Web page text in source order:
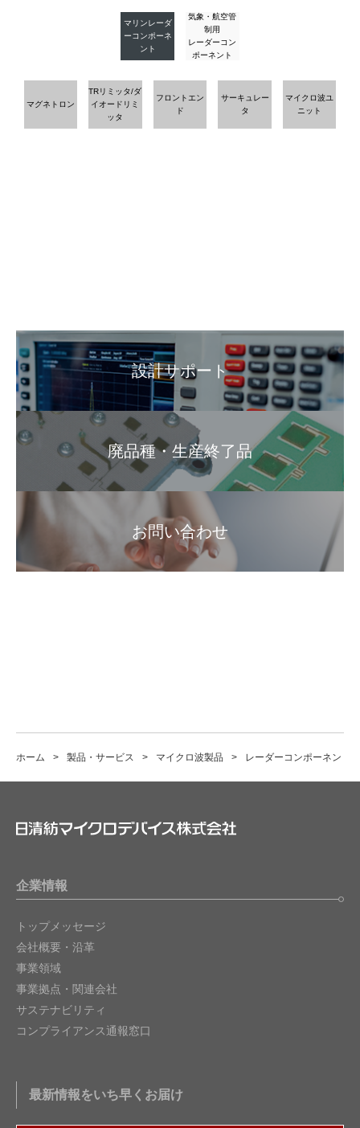
マリンレーダ
ーコンポーネ
ント
気象・航空管
制用
レーダーコン
ポーネント
マグネトロン
TRリミッタ/ダ
イオードリミ
ッタ
フロントエン
ド
サーキュレー
タ
マイクロ波ユ
ニット
設計サポート
廃品種・生産終了品
お問い合わせ
ホーム 製品・サービス マイクロ波製品 レーダーコンポーネント
企業情報
トップメッセージ
会社概要・沿革
事業領域
事業拠点・関連会社
サステナビリティ
コンプライアンス通報窓口
最新情報をいち早くお届け